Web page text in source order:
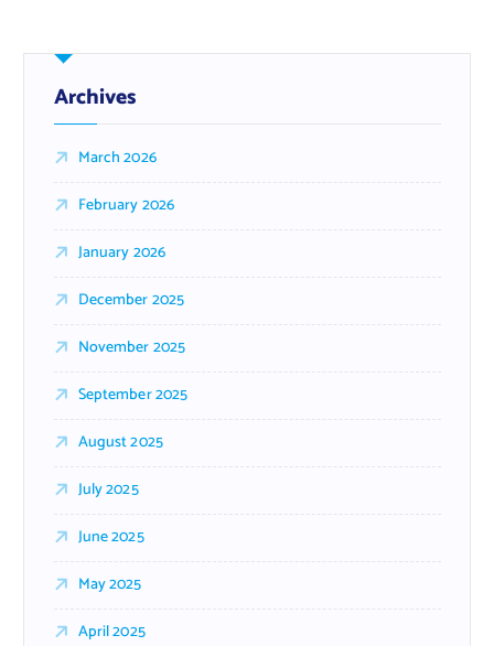
Archives
March 2026
February 2026
January 2026
December 2025
November 2025
September 2025
August 2025
July 2025
June 2025
May 2025
April 2025